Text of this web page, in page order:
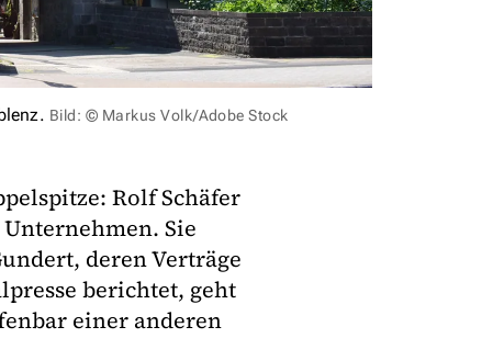
Bild: © Markus Volk/Adobe Stock
Rolf Schäfer
Sie
deren Verträge
berichtet, geht
einer anderen